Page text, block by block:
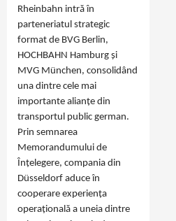
Rheinbahn intră în
parteneriatul strategic
format de BVG Berlin,
HOCHBAHN Hamburg și
MVG München, consolidând
una dintre cele mai
importante alianțe din
transportul public german.
Prin semnarea
Memorandumului de
Înțelegere, compania din
Düsseldorf aduce în
cooperare experiența
operațională a uneia dintre